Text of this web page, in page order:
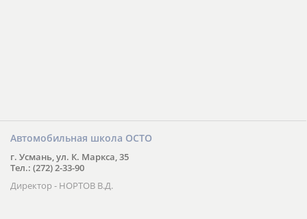
Автомобильная школа ОСТО
г. Усмань, ул. К. Маркса, 35
Тел.: (272) 2-33-90
Директор - НОРТОВ В.Д.